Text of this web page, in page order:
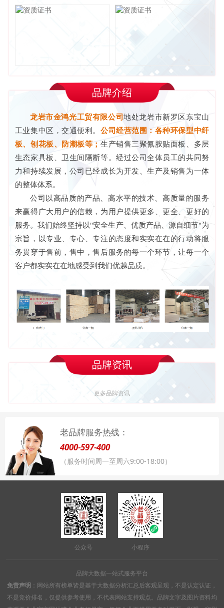
品牌介绍
龙岩市金鸿光工贸有限公司地处龙岩市新罗区东宝山
工业集中区，交通便利。 公司经营范围：各种环保型中纤
板、刨花板、防潮板等； 生产销售三聚氰胺贴面板、多层
生态家具板、卫生间隔断等。经过公司全体员工的共同努
力和持续发展，公司已经成长为开发、生产及销售为一体
的整体体系。
公司以高品质的产品、高水平的技术、高质量的服务
来赢得广大用户的信赖，为用户提供更多、更全、更好的
服务。我们始终坚持以"安全生产、优质产品、源自细节"为
宗旨，以专业、专心、专注的态度和实实在在的行动将服
务贯穿于售前，售中，售后服务的每一个环节，让每一个
客户都实实在在地感受到我们优越品质。
品牌资讯
更多品牌资讯
老品牌服务热线：
4000-597-400
（服务时间周一至周六9:00-18:00）
公众号 小程序
品牌大数据一站式服务平台
免责声明 ：网站所有榜单皆是基于大数据分析汇总后客观呈现，不是认定认证，
不是竞价排名，仅提供参考使用，不代表网站支持观点。品牌文字及图片资料均